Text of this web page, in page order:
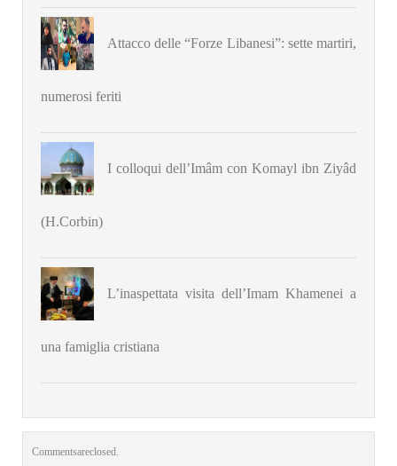
Attacco delle “Forze Libanesi”: sette martiri,
numerosi feriti
I colloqui dell’Imâm con Komayl ibn Ziyâd
(H.Corbin)
L’inaspettata visita dell’Imam Khamenei a
una famiglia cristiana
Comments are closed.